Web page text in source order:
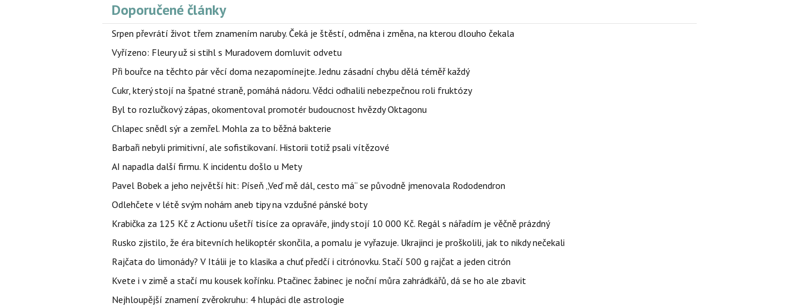
Doporučené články
Srpen převrátí život třem znamením naruby. Čeká je štěstí, odměna i změna, na kterou dlouho čekala
Vyřízeno: Fleury už si stihl s Muradovem domluvit odvetu
Při bouřce na těchto pár věcí doma nezapomínejte. Jednu zásadní chybu dělá téměř každý
Cukr, který stojí na špatné straně, pomáhá nádoru. Vědci odhalili nebezpečnou roli fruktózy
Byl to rozlučkový zápas, okomentoval promotér budoucnost hvězdy Oktagonu
Chlapec snědl sýr a zemřel. Mohla za to běžná bakterie
Barbaři nebyli primitivní, ale sofistikovaní. Historii totiž psali vítězové
AI napadla další firmu. K incidentu došlo u Mety
Pavel Bobek a jeho největší hit: Píseň „Veď mě dál, cesto má“ se původně jmenovala Rododendron
Odlehčete v létě svým nohám aneb tipy na vzdušné pánské boty
Krabička za 125 Kč z Actionu ušetří tisíce za opraváře, jindy stojí 10 000 Kč. Regál s nářadím je věčně prázdný
Rusko zjistilo, že éra bitevních helikoptér skončila, a pomalu je vyřazuje. Ukrajinci je proškolili, jak to nikdy nečekali
Rajčata do limonády? V Itálii je to klasika a chuť předčí i citrónovku. Stačí 500 g rajčat a jeden citrón
Kvete i v zimě a stačí mu kousek kořínku. Ptačinec žabinec je noční můra zahrádkářů, dá se ho ale zbavit
Nejhloupější znamení zvěrokruhu: 4 hlupáci dle astrologie